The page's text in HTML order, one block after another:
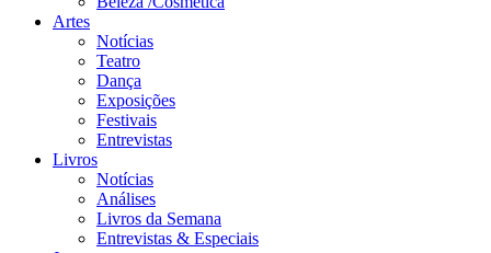
Artes
Notícias
Teatro
Dança
Exposições
Festivais
Entrevistas
Livros
Notícias
Análises
Livros da Semana
Entrevistas & Especiais